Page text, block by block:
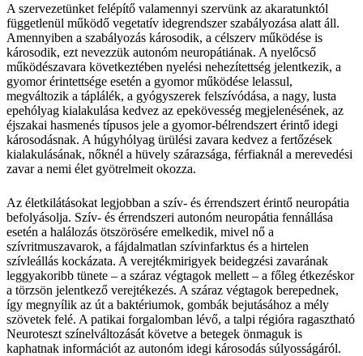
A szervezetünket felépítő valamennyi szervünk az akaratunktól
függetlenül működő vegetatív idegrendszer szabályozása alatt áll.
Amennyiben a szabályozás károsodik, a célszerv működése is
károsodik, ezt nevezzük autonóm neuropátiának. A nyelőcső
működészavara következtében nyelési nehezítettség jelentkezik, a
gyomor érintettsége esetén a gyomor működése lelassul,
megváltozik a táplálék, a gyógyszerek felszívódása, a nagy, lusta
epehólyag kialakulása kedvez az epekövesség megjelenésének, az
éjszakai hasmenés típusos jele a gyomor-bélrendszert érintő idegi
károsodásnak. A húgyhólyag ürülési zavara kedvez a fertőzések
kialakulásának, nőknél a hüvely szárazsága, férfiaknál a merevedési
zavar a nemi élet gyötrelmeit okozza.
Az életkilátásokat legjobban a szív- és érrendszert érintő neuropátia
befolyásolja. Szív- és érrendszeri autonóm neuropátia fennállása
esetén a halálozás ötszörösére emelkedik, mivel nő a
szívritmuszavarok, a fájdalmatlan szívinfarktus és a hirtelen
szívleállás kockázata. A verejtékmirigyek beidegzési zavarának
leggyakoribb tünete – a száraz végtagok mellett – a főleg étkezéskor
a törzsön jelentkező verejtékezés. A száraz végtagok berepednek,
így megnyílik az út a baktériumok, gombák bejutásához a mély
szövetek felé. A patikai forgalomban lévő, a talpi régióra ragasztható
Neuroteszt színelváltozását követve a betegek önmaguk is
kaphatnak információt az autonóm idegi károsodás súlyosságáról.